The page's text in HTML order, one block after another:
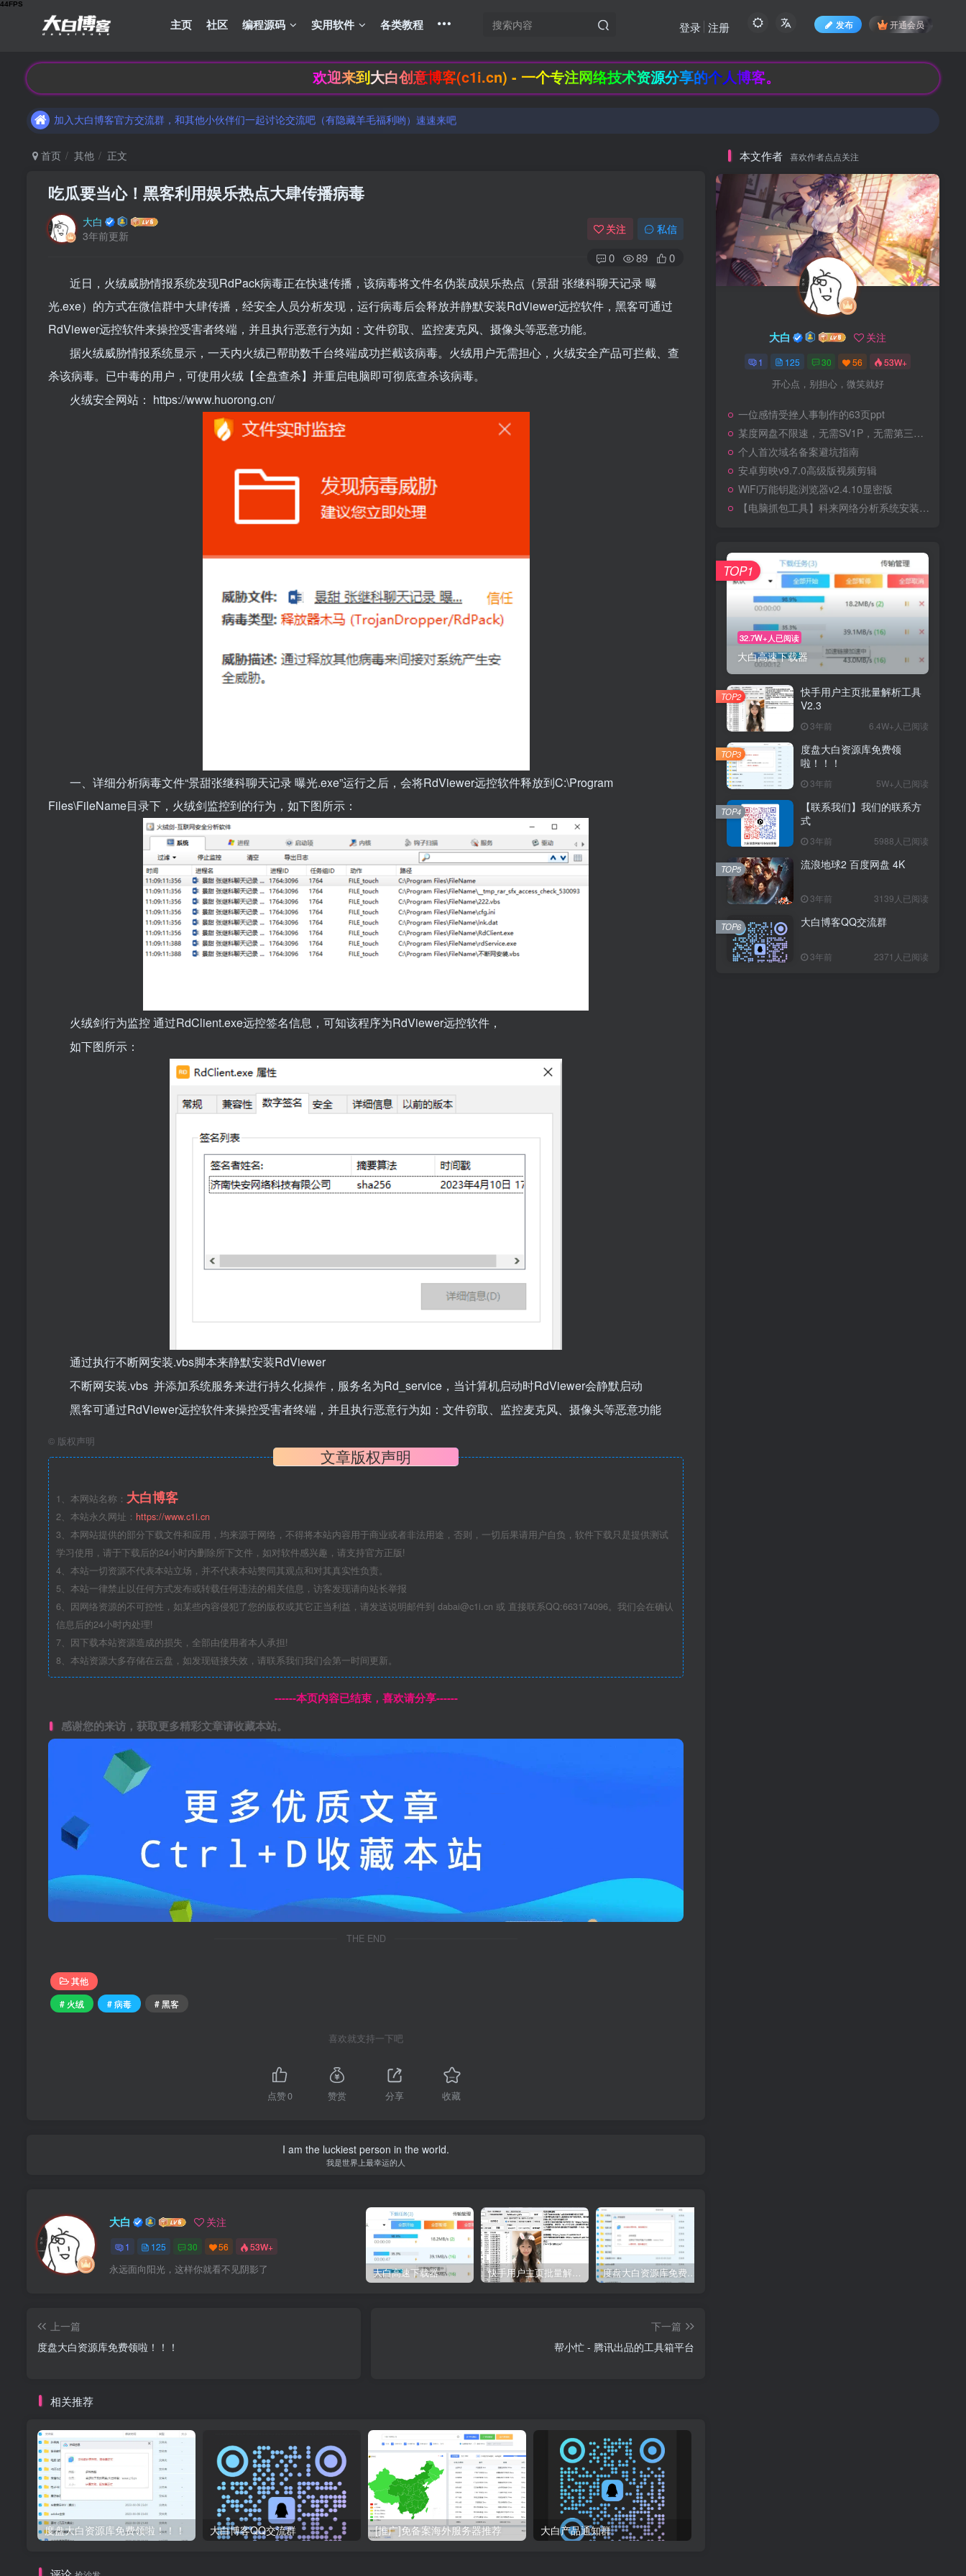
主页 社区 编程源码 实用软件 各类教程 发布 开通会员
登录 注册
欢迎来到大白创意博客(c1i.cn) - 一个专注网络技术资源分享的个人博客。
加入大白博客官方交流群，和其他小伙伴们一起讨论交流吧（有隐藏羊毛福利哟）速速来吧
[博客福利]支付宝每日领线下支付红包
首页 其他 正文
吃瓜要当心！黑客利用娱乐热点大肆传播病毒
大白
3年前更新
关注 私信
0 89 0
近日，火绒威胁情报系统发现RdPack病毒正在快速传播，该病毒将文件名伪装成娱乐热点（景甜 张继科聊天记录 曝
光.exe）的方式在微信群中大肆传播，经安全人员分析发现，运行病毒后会释放并静默安装RdViewer远控软件，黑客可通过
RdViewer远控软件来操控受害者终端，并且执行恶意行为如：文件窃取、监控麦克风、摄像头等恶意功能。
据火绒威胁情报系统显示，一天内火绒已帮助数千台终端成功拦截该病毒。火绒用户无需担心，火绒安全产品可拦截、查
杀该病毒。已中毒的用户，可使用火绒【全盘查杀】并重启电脑即可彻底查杀该病毒。
火绒安全网站： https://www.huorong.cn/
一、详细分析病毒文件“景甜张继科聊天记录 曝光.exe”运行之后，会将RdViewer远控软件释放到C:\Program
Files\FileName目录下，火绒剑监控到的行为，如下图所示：
火绒剑行为监控 通过RdClient.exe远控签名信息，可知该程序为RdViewer远控软件，
如下图所示：
通过执行不断网安装.vbs脚本来静默安装RdViewer
不断网安装.vbs 并添加系统服务来进行持久化操作，服务名为Rd_service，当计算机启动时RdViewer会静默启动
黑客可通过RdViewer远控软件来操控受害者终端，并且执行恶意行为如：文件窃取、监控麦克风、摄像头等恶意功能
© 版权声明
文章版权声明
1、本网站名称： 大白博客
2、本站永久网址： https://www.c1i.cn
3、本网站提供的部分下载文件和应用，均来源于网络，不得将本站内容用于商业或者非法用途，否则，一切后果请用户自负，软件下载只是提供测试
学习使用，请于下载后的24小时内删除所下文件，如对软件感兴趣，请支持官方正版!
4、本站一切资源不代表本站立场，并不代表本站赞同其观点和对其真实性负责。
5、本站一律禁止以任何方式发布或转载任何违法的相关信息，访客发现请向站长举报
6、因网络资源的不可控性，如某些内容侵犯了您的版权或其它正当利益，请发送说明邮件到 dabai@c1i.cn 或 直接联系QQ:663174096。我们会在确认
信息后的24小时内处理!
7、因下载本站资源造成的损失，全部由使用者本人承担!
8、本站资源大多存储在云盘，如发现链接失效，请联系我们我们会第一时间更新。
------本页内容已结束，喜欢请分享------
感谢您的来访，获取更多精彩文章请收藏本站。
THE END
其他
# 火绒
# 病毒 # 黑客
喜欢就支持一下吧
点赞0 赞赏 分享 收藏
I am the luckiest person in the world.
我是世界上最幸运的人
大白 关注
1 125 30 56 53W+
永远面向阳光，这样你就看不见阴影了 大白高速下载器
上一篇
度盘大白资源库免费领啦！！！
下一篇
帮小忙 - 腾讯出品的工具箱平台
相关推荐
度盘大白资源库免费领啦！！！ 大白博客QQ交流群 [推广]免备案海外服务器推荐 大白产品通知群
本文作者 喜欢作者点点关注
大白 关注
1 125 30 56 53W+
开心点，别担心，微笑就好
一位感情受挫人事制作的63页ppt
某度网盘不限速，无需SV1P，无需第三方软件
个人首次域名备案避坑指南
安卓剪映v9.7.0高级版视频剪辑
WiFi万能钥匙浏览器v2.4.10显密版
【电脑抓包工具】科来网络分析系统安装和使用
32.7W+人已阅读
大白高速下载器
TOP1
快手用户主页批量解析工具
V2.3
3年前 6.4W+人已阅读
TOP2
度盘大白资源库免费领
啦！！！
3年前 5W+人已阅读
TOP3
【联系我们】我们的联系方
式
3年前 5988人已阅读
TOP4
流浪地球2 百度网盘 4K
3年前 3139人已阅读
TOP5
大白博客QQ交流群
3年前 2371人已阅读
TOP6